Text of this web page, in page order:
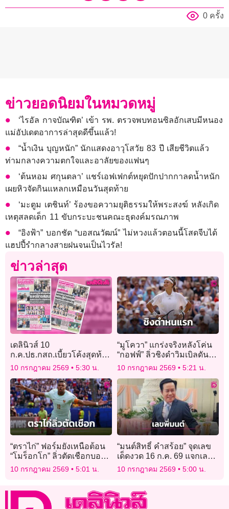
0 ครั้ง
ข่าวยอดนิยมในหมวดหมู่
‘ไรอัล กาจบัณฑิต’ เข้า รพ. ตรวจพบทอนซิลอักเสบมีหนอง
แม่อัปเดตอาการล่าสุดดีขึ้นแล้ว!
“น้ำเงิน บุญหนัก” นักแสดงอาวุโสวัย 83 ปี เสียชีวิตแล้ว
ท่ามกลางความตกใจและอาลัยของแฟนๆ
‘ต้นหอม ศกุนตลา’ แชร์เอฟเฟกต์หยุดปักปากกาลดน้ำหนัก
เผยหิวจัดกินแหลกเหมือนวันสุดท้าย
‘มะตูม เตชินท์’ ร้องขอความยุติธรรมให้พระสงฆ์ หลังเกิด
เหตุสลดเด็ก 11 ขับกระบะชนคณะธุดงค์มรณภาพ
“อิงฟ้า” บอกชัด “บอสณวัฒน์” ไม่หวงแล้วตอนนี้โสดจีบได้
แฮปปี้รำกลางสายฝนจนเป็นไวรัล!
ข่าวล่าสุด
เดลินิวส์ 10
ก.ค.ปธ.กสถ.เบี้ยวโค้งสุดท้าย
แจงโกงสอบ
10 กรกฎาคม 2569 5:30 น.
“มูโควา” แกร่งจริงหลังโค่น
“กอฟฟ์” ลิ่วชิงดำวิมเบิลดัน
หนแรก
10 กรกฎาคม 2569 5:21 น.
“ตราไก่” ฟอร์มยังเหนือต้อน
“โมร็อกโก” ลิ่วตัดเชือกบอล
โลก
10 กรกฎาคม 2569 5:01 น.
“มนต์สิทธิ์ คำสร้อย” จุดเลข
เด็ดงวด 16 ก.ค. 69 แจกเลข
5 ชุด พร้อมเลขวันเกิด
“แพรวพราว”
10 กรกฎาคม 2569 5:00 น.